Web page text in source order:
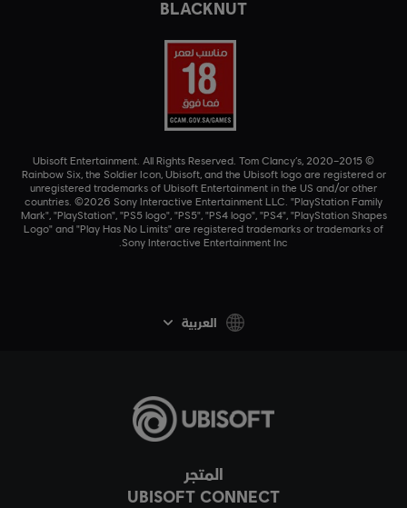
المتجر
UBISOFT CONNECT
BLACKNUT
© 2015–2020 Ubisoft Entertainment. All Rights Reserved. Tom Clancy’s,
Rainbow Six, the Soldier Icon, Ubisoft, and the Ubisoft logo are registered or
unregistered trademarks of Ubisoft Entertainment in the US and/or other
countries. ©2026 Sony Interactive Entertainment LLC. "PlayStation Family
Mark", "PlayStation", "PS5 logo", "PS5", "PS4 logo", "PS4", "PlayStation Shapes
Logo" and "Play Has No Limits" are registered trademarks or trademarks of
Sony Interactive Entertainment Inc.
العربية